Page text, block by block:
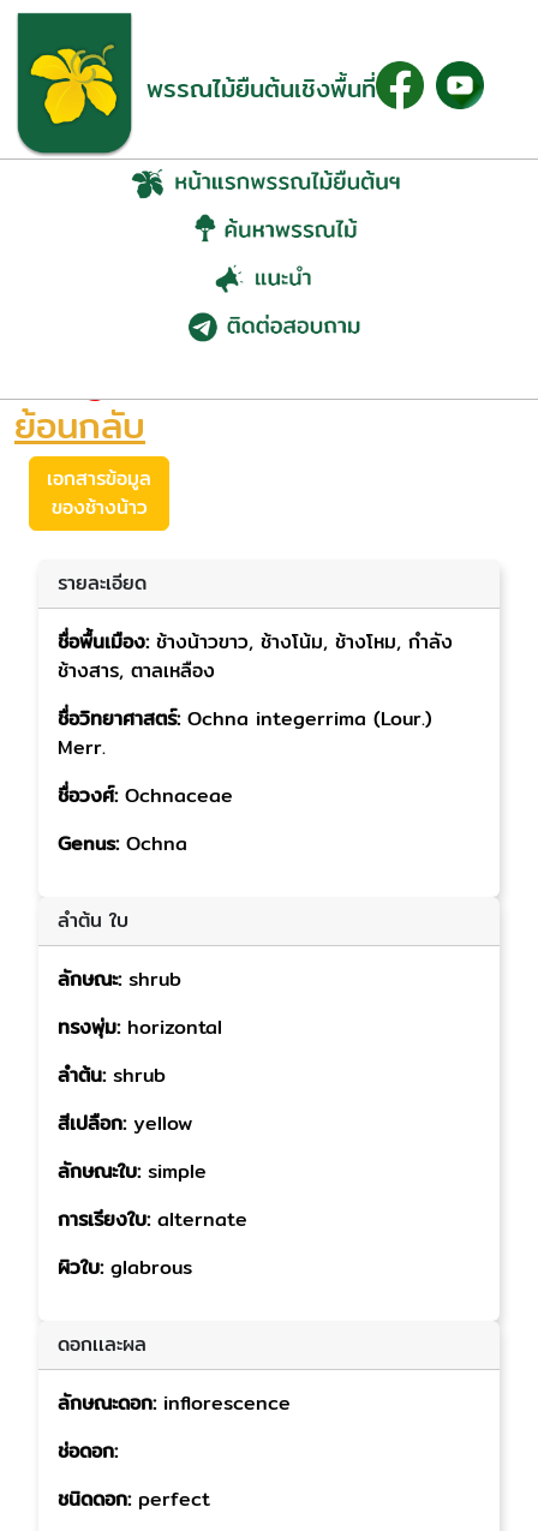
พรรณไม้ยืนต้นเชิงพื้นที่
ช้างน้าว (Ochna
ย้อนกลับ
เอกสารข้อมูล
ของช้างน้าว
รายละเอียด
ชื่อพื้นเมือง: ช้างน้าวขาว, ช้างโน้ม, ช้างโหม, กำลัง
ช้างสาร, ตาลเหลือง
ชื่อวิทยาศาสตร์: Ochna integerrima (Lour.)
Merr.
ชื่อวงศ์: Ochnaceae
Genus: Ochna
ลำต้น ใบ
ลักษณะ: shrub
ทรงพุ่ม: horizontal
ลำต้น: shrub
สีเปลือก: yellow
ลักษณะใบ: simple
การเรียงใบ: alternate
ผิวใบ: glabrous
ดอกเเละผล
ลักษณะดอก: inflorescence
ช่อดอก:
ชนิดดอก: perfect